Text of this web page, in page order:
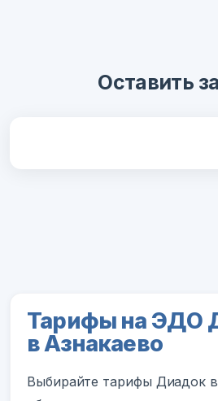
Оставить
Тарифы на ЭДО
в Азнакаево
Выбирайте тарифы Диадок